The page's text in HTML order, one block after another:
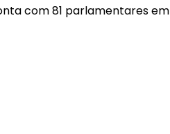
com 81 parlamentares em